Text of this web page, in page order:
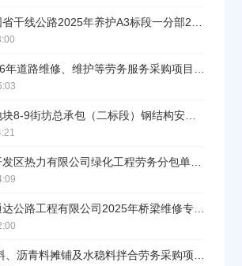
黑龙江省普通国省干线公路2025年养护A3标段一分部2026年劳务分包项目中标公示
罗家营社区2026年道路维修、维护等劳务服务采购项目中标公示
杨浦区八埭头地块8-9街坊总承包（二标段）钢结构安装劳务竞价成交公示
烟台经济技术开发区热力有限公司绿化工程劳务分包单位选定中标结果公示
黑龙江省交投通达公路工程有限公司2025年桥梁维修专项工程项目劳务分包中标公告
2026年度水稳料、沥青料摊铺及水稳料拌合劳务采购项目中标结果公告
有服务中心的工作人员给您致电！
立即入驻